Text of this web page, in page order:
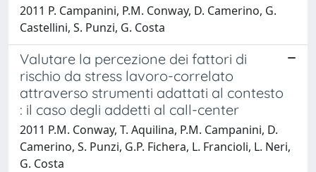
2011 P. Campanini, P.M. Conway, D. Camerino, G.
Castellini, S. Punzi, G. Costa
Valutare la percezione dei fattori di
rischio da stress lavoro-correlato
attraverso strumenti adattati al contesto
: il caso degli addetti al call-center
2011 P.M. Conway, T. Aquilina, P.M. Campanini, D.
Camerino, S. Punzi, G.P. Fichera, L. Francioli, L. Neri,
G. Costa